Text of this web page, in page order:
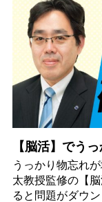
【脳活】でう
うっかり物忘れ
太教授監修の【
ると問題がダウ